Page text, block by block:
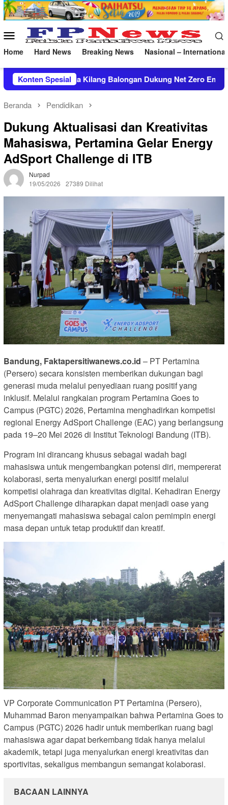
Loncat
ke
Menu
Mobile
Home Hard News Breaking News Nasional – International
Konten Spesial
Dukung Net Zero Emission 2060 Konsolidasi
Beranda Pendidikan
Dukung Aktualisasi dan Kreativitas
Mahasiswa, Pertamina Gelar Energy
AdSport Challenge di ITB
Nurpad
19/05/2026
27389 Dilihat
Bandung, Faktapersitiwanews.co.id – PT Pertamina
(Persero) secara konsisten memberikan dukungan bagi
generasi muda melalui penyediaan ruang positif yang
inklusif. Melalui rangkaian program Pertamina Goes to
Campus (PGTC) 2026, Pertamina menghadirkan kompetisi
regional Energy AdSport Challenge (EAC) yang berlangsung
pada 19–20 Mei 2026 di Institut Teknologi Bandung (ITB).
Program ini dirancang khusus sebagai wadah bagi
mahasiswa untuk mengembangkan potensi diri, mempererat
kolaborasi, serta menyalurkan energi positif melalui
kompetisi olahraga dan kreativitas digital. Kehadiran Energy
AdSport Challenge diharapkan dapat menjadi oase yang
menyemangati mahasiswa sebagai calon pemimpin energi
masa depan untuk tetap produktif dan kreatif.
VP Corporate Communication PT Pertamina (Persero),
Muhammad Baron menyampaikan bahwa Pertamina Goes to
Campus (PGTC) 2026 hadir untuk memberikan ruang bagi
mahasiswa agar dapat berkembang tidak hanya melalui
akademik, tetapi juga menyalurkan energi kreativitas dan
sportivitas, sekaligus membangun semangat kolaborasi.
BACAAN LAINNYA